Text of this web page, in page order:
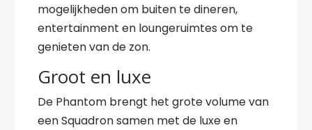
mogelijkheden om buiten te dineren,
entertainment en loungeruimtes om te
genieten van de zon.
Groot en luxe
De Phantom brengt het grote volume van
een Squadron samen met de luxe en